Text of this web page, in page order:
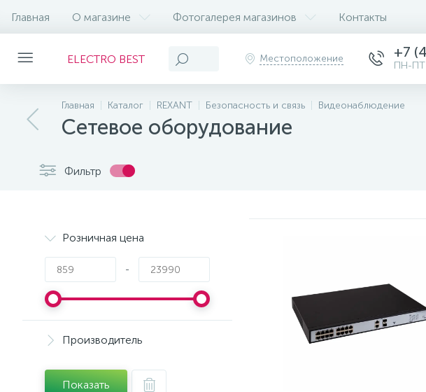
Главная О магазине Фотогалерея магазинов Контакты
ELECTRO BEST Местоположение +7
ПН-ПТ
Главная Каталог REXANT Безопасность и связь Видеонаблюдение
Сетевое оборудование
Фильтр
Розничная цена
-
Производитель
Показать